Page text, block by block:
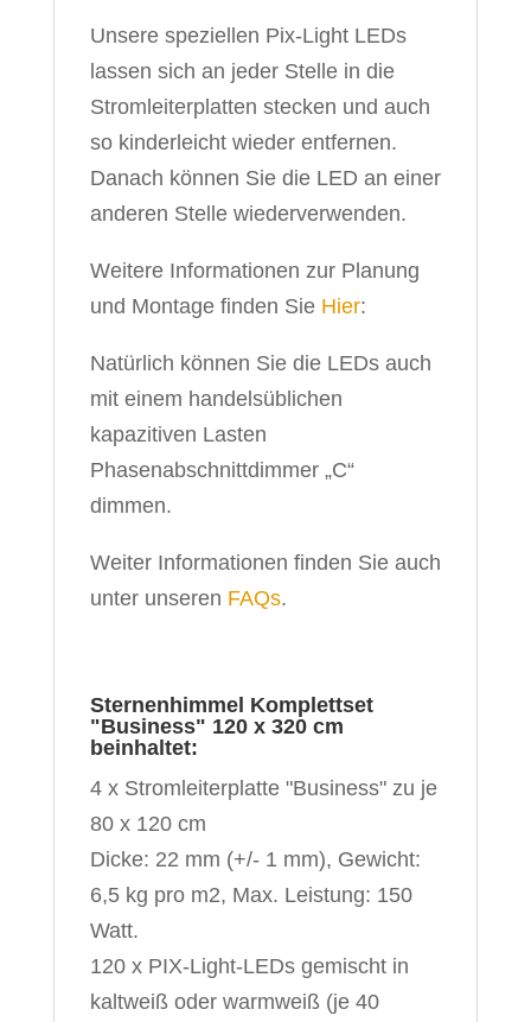
Unsere speziellen Pix-Light LEDs
lassen sich an jeder Stelle in die
Stromleiterplatten stecken und auch
so kinderleicht wieder entfernen.
Danach können Sie die LED an einer
anderen Stelle wiederverwenden.
Weitere Informationen zur Planung
und Montage finden Sie Hier:
Natürlich können Sie die LEDs auch
mit einem handelsüblichen
kapazitiven Lasten
Phasenabschnittdimmer „C“
dimmen.
Weiter Informationen finden Sie auch
unter unseren FAQs.
Sternenhimmel Komplettset
"Business" 120 x 320 cm
beinhaltet:
4 x Stromleiterplatte "Business" zu je
80 x 120 cm
Dicke: 22 mm (+/- 1 mm), Gewicht:
6,5 kg pro m2, Max. Leistung: 150
Watt.
120 x PIX-Light-LEDs gemischt in
kaltweiß oder warmweiß (je 40